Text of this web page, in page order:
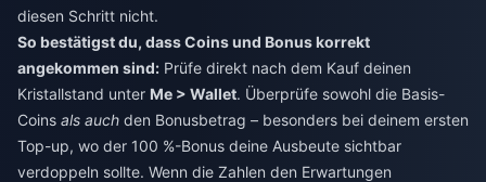
diesen Schritt nicht.
So bestätigst du, dass Coins und Bonus korrekt
angekommen sind: Prüfe direkt nach dem Kauf deinen
Kristallstand unter Me > Wallet. Überprüfe sowohl die Basis-
Coins als auch den Bonusbetrag – besonders bei deinem ersten
Top-up, wo der 100 %-Bonus deine Ausbeute sichtbar
verdoppeln sollte. Wenn die Zahlen den Erwartungen